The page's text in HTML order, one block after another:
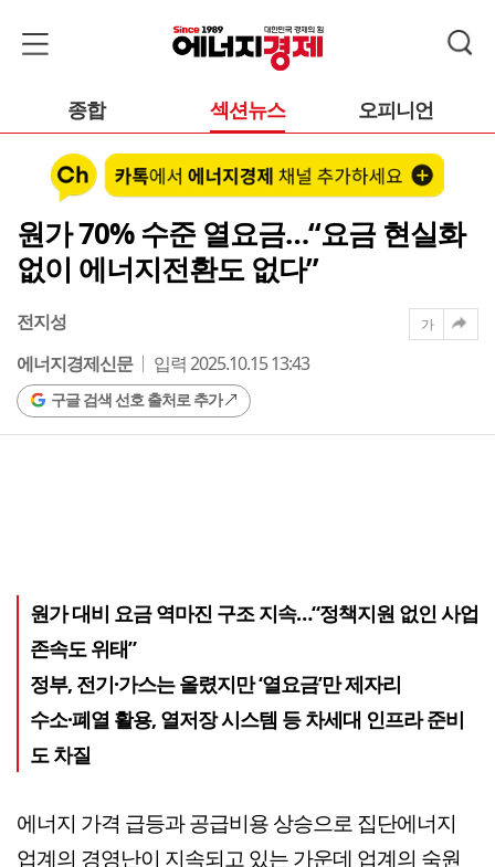
종합 섹션뉴스 오피니언
원가 70% 수준 열요금…“요금 현실화
없이 에너지전환도 없다”
전지성
에너지경제신문
입력 2025.10.15 13:43
구글 검색 선호 출처로 추가
가
원가 대비 요금 역마진 구조 지속…“정책지원 없인 사업
존속도 위태”
정부, 전기·가스는 올렸지만 ‘열요금’만 제자리
수소·폐열 활용, 열저장 시스템 등 차세대 인프라 준비
도 차질
에너지 가격 급등과 공급비용 상승으로 집단에너지
업계의 경영난이 지속되고 있는 가운데 업계의 숙원